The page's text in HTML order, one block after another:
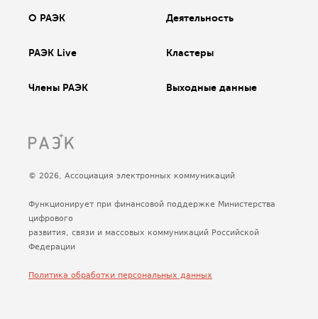
О РАЭК Деятельность
РАЭК Live Кластеры
Члены РАЭК Выходные данные
© 2026, Ассоциация электронных коммуникаций
Функционирует при финансовой поддержке Министерства
цифрового
развития, связи и массовых коммуникаций Российской
Федерации
Политика обработки персональных данных